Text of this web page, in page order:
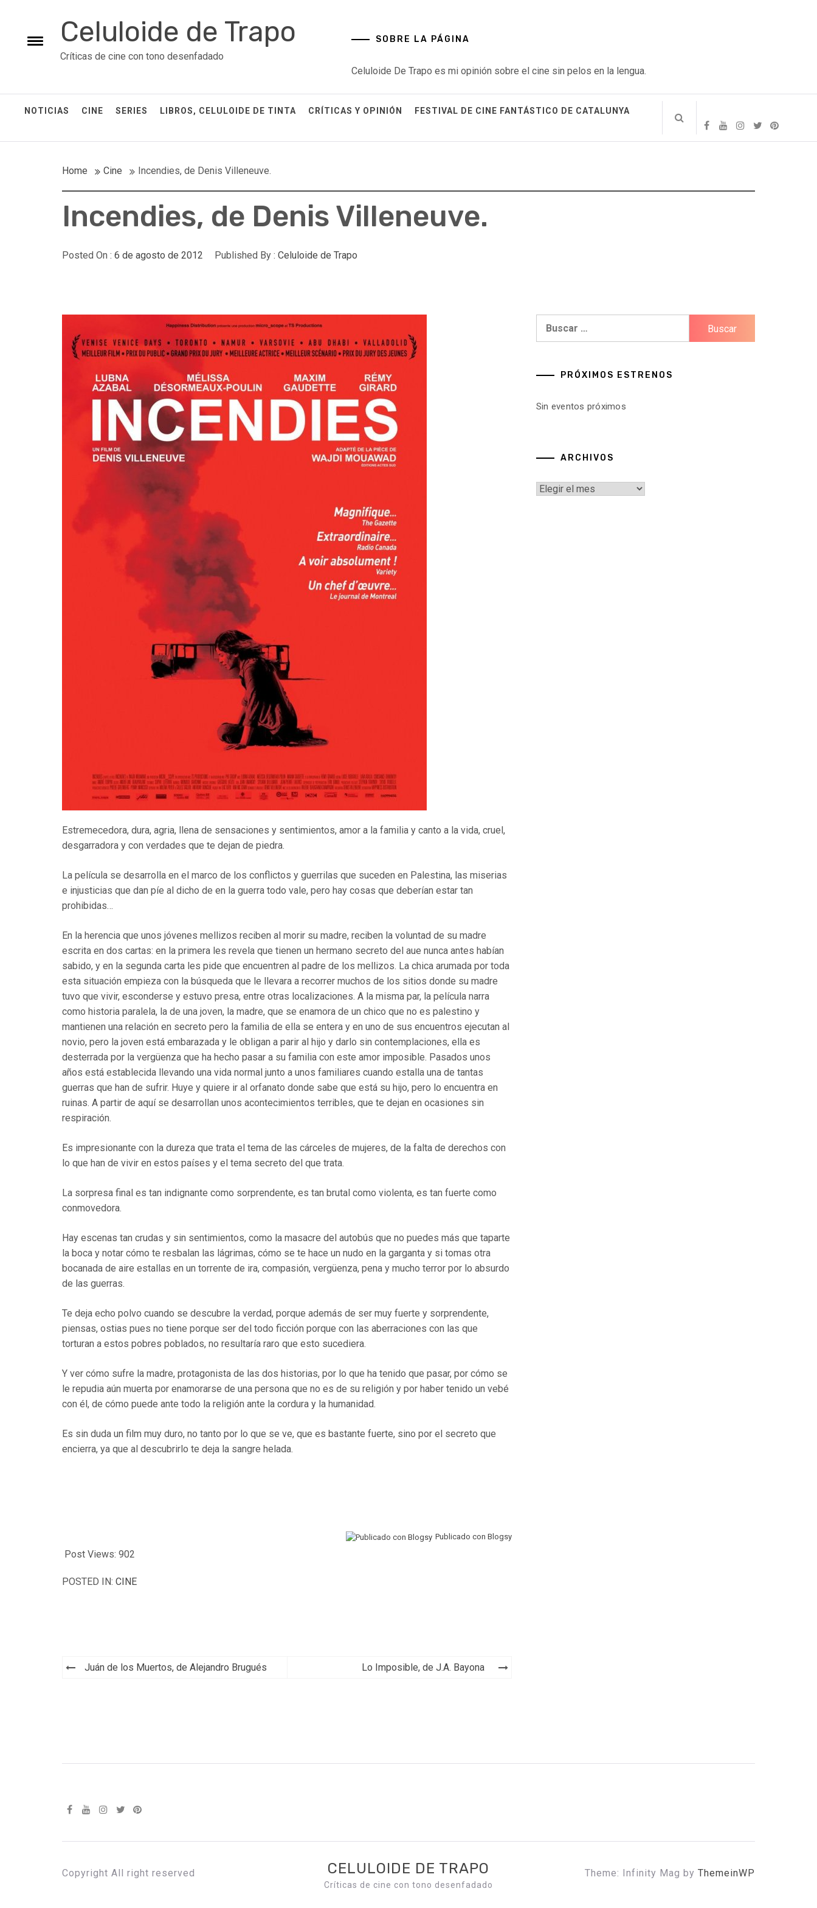
content
Toggle
Celuloide de Trapo
Críticas de cine con tono desenfadado
SOBRE LA PÁGINA
Celuloide De Trapo es mi opinión sobre el cine sin pelos en la lengua.
NOTICIAS CINE SERIES LIBROS, CELULOIDE DE TINTA CRÍTICAS Y OPINIÓN FESTIVAL DE CINE FANTÁSTICO DE CATALUNYA
Home Cine Incendies, de Denis Villeneuve.
Incendies, de Denis Villeneuve.
Posted On : 6 de agosto de 2012 Published By : Celuloide de Trapo
Estremecedora, dura, agria, llena de sensaciones y sentimientos, amor a la familia y canto a la vida, cruel,
desgarradora y con verdades que te dejan de piedra.
La película se desarrolla en el marco de los conflictos y guerrilas que suceden en Palestina, las miserias
e injusticias que dan píe al dicho de en la guerra todo vale, pero hay cosas que deberían estar tan
prohibidas…
En la herencia que unos jóvenes mellizos reciben al morir su madre, reciben la voluntad de su madre
escrita en dos cartas: en la primera les revela que tienen un hermano secreto del aue nunca antes habían
sabido, y en la segunda carta les pide que encuentren al padre de los mellizos. La chica arumada por toda
esta situación empieza con la búsqueda que le llevara a recorrer muchos de los sitios donde su madre
tuvo que vivir, esconderse y estuvo presa, entre otras localizaciones. A la misma par, la película narra
como historia paralela, la de una joven, la madre, que se enamora de un chico que no es palestino y
mantienen una relación en secreto pero la familia de ella se entera y en uno de sus encuentros ejecutan al
novio, pero la joven está embarazada y le obligan a parir al hijo y darlo sin contemplaciones, ella es
desterrada por la vergüenza que ha hecho pasar a su familia con este amor imposible. Pasados unos
años está establecida llevando una vida normal junto a unos familiares cuando estalla una de tantas
guerras que han de sufrir. Huye y quiere ir al orfanato donde sabe que está su hijo, pero lo encuentra en
ruinas. A partir de aquí se desarrollan unos acontecimientos terribles, que te dejan en ocasiones sin
respiración.
Es impresionante con la dureza que trata el tema de las cárceles de mujeres, de la falta de derechos con
lo que han de vivir en estos países y el tema secreto del que trata.
La sorpresa final es tan indignante como sorprendente, es tan brutal como violenta, es tan fuerte como
conmovedora.
Hay escenas tan crudas y sin sentimientos, como la masacre del autobús que no puedes más que taparte
la boca y notar cómo te resbalan las lágrimas, cómo se te hace un nudo en la garganta y si tomas otra
bocanada de aire estallas en un torrente de ira, compasión, vergüenza, pena y mucho terror por lo absurdo
de las guerras.
Te deja echo polvo cuando se descubre la verdad, porque además de ser muy fuerte y sorprendente,
piensas, ostias pues no tiene porque ser del todo ficción porque con las aberraciones con las que
torturan a estos pobres poblados, no resultaría raro que esto sucediera.
Y ver cómo sufre la madre, protagonista de las dos historias, por lo que ha tenido que pasar, por cómo se
le repudia aún muerta por enamorarse de una persona que no es de su religión y por haber tenido un vebé
con él, de cómo puede ante todo la religión ante la cordura y la humanidad.
Es sin duda un film muy duro, no tanto por lo que se ve, que es bastante fuerte, sino por el secreto que
encierra, ya que al descubrirlo te deja la sangre helada.
Publicado con Blogsy
Post Views: 902
POSTED IN: CINE
Navegación
Juán de los Muertos, de Alejandro Brugués Lo Imposible, de J.A. Bayona
PRÓXIMOS ESTRENOS
Sin eventos próximos
ARCHIVOS
Archivos
Copyright All right reserved CELULOIDE DE TRAPO
Críticas de cine con tono desenfadado
Theme: Infinity Mag by ThemeinWP